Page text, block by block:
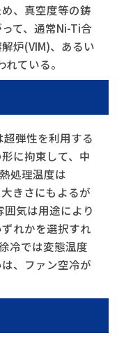
、真空度等の鋳
て、通常Ni-Ti合
炉(VIM)、あるい
ている。
弾性を利用する
に拘束して、中
処理温度は
きさにもよるが
気は用途により
れかを選択すれ
冷では変態温度
、ファン空冷が